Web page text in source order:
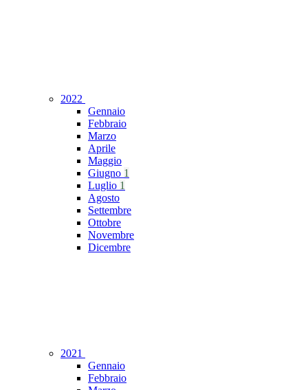
2022
Gennaio
Febbraio
Marzo
Aprile
Maggio
Giugno 1
Luglio 1
Agosto
Settembre
Ottobre
Novembre
Dicembre
2021
Gennaio
Febbraio